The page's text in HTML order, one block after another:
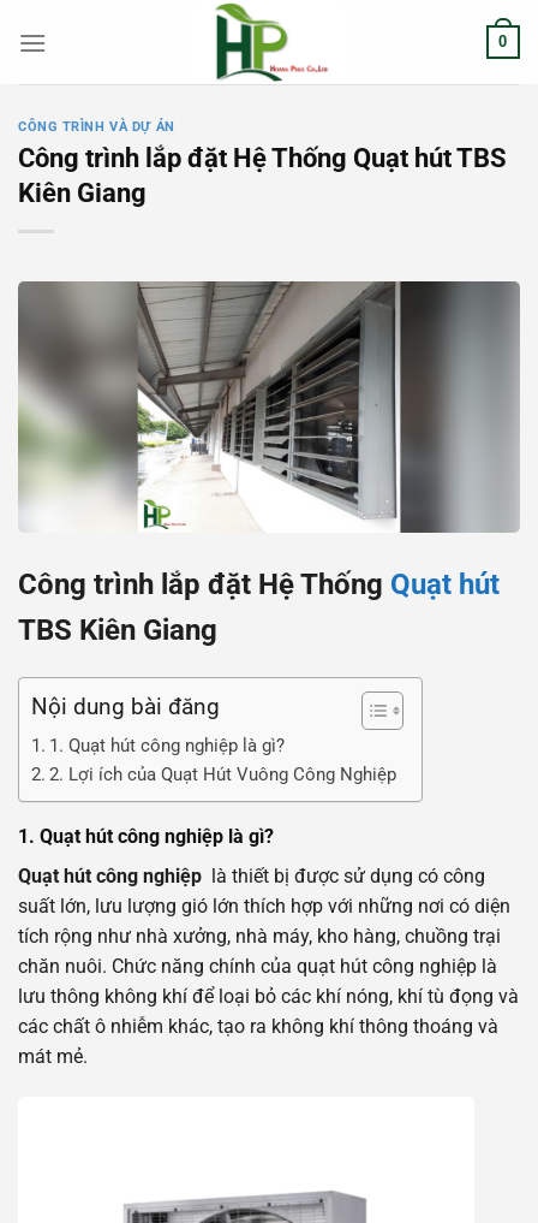
đến
0
CÔNG TRÌNH VÀ DỰ ÁN
Công trình lắp đặt Hệ Thống Quạt hút TBS
Kiên Giang
Công trình lắp đặt Hệ Thống Quạt hút
TBS Kiên Giang
Nội dung bài đăng
1. Quạt hút công nghiệp là gì?
2. Lợi ích của Quạt Hút Vuông Công Nghiệp
1. Quạt hút công nghiệp là gì?
Quạt hút công nghiệp
là thiết bị được sử dụng có công
suất lớn, lưu lượng gió lớn thích hợp với những nơi có diện
tích rộng như nhà xưởng, nhà máy, kho hàng, chuồng trại
chăn nuôi. Chức năng chính của quạt hút công nghiệp là
lưu thông không khí để loại bỏ các khí nóng, khí tù đọng và
các chất ô nhiễm khác, tạo ra không khí thông thoáng và
mát mẻ.